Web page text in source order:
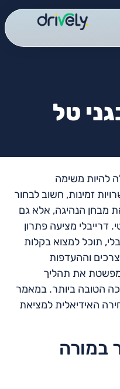
טל
להיות משימה
זמינות, חשוב לבחור
מבחן הנהיגה, אלא גם
דרייבלי מציעה פתרון
תוכל למצוא בקלות
וההעדפות
מפשטת את תהליך
הטובה ביותר. במאמר
האידיאלית למציאת
במורה